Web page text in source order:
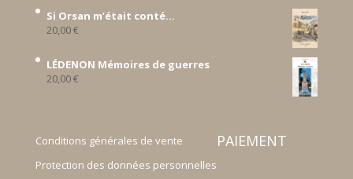
Si Orsan m’était conté...
20,00€
LÉDENON Mémoires de guerres
20,00€
Conditions générales de vente
Protection des données personnelles
PAIEMENT